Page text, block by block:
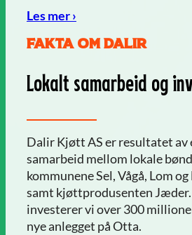
Les mer ›
Fakta om dalir
Lokalt samarbeid og
Dalir Kjøtt AS er resultatet av
samarbeid mellom lokale
kommunene Sel, Vågå, Lom
samt kjøttprodusenten Jæder.
investerer vi over 300
nye anlegget på Otta.